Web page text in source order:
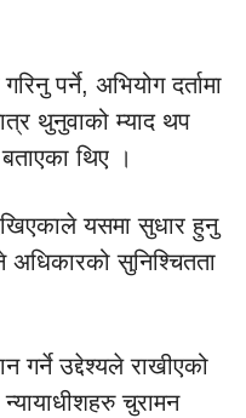
पर्ने, अभियोग दर्तामा
थुनुवाको म्याद थप
थिए ।
यसमा सुधार हुनु
अधिकारको सुनिश्चितता
गर्ने उद्देश्यले राखीएको
चुरामन